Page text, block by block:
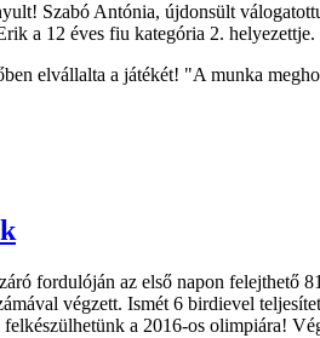
Szabó Antónia, újdonsült
a 12 éves fiu kategória 2.
elvállalta a játékét! "A munka
fordulóján az első napon felejthető
végzett. Ismét 6 birdievel
a 2016-os olimpiára!